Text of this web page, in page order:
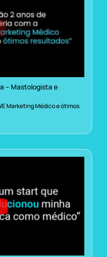
– Mastologista e
Marketing Médico e ótimos